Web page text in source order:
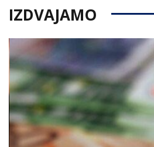
IZDVAJAMO